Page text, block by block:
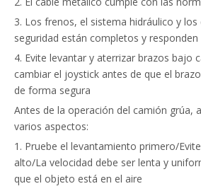
3. Los frenos, el sistema hidráulico y los
seguridad están completos y responden
4. Evite levantar y aterrizar brazos bajo
cambiar el joystick antes de que el
de forma segura
Antes de la operación del camión grúa,
varios aspectos:
1. Pruebe el levantamiento primero/
alto/La velocidad debe ser lenta y
que el objeto está en el aire